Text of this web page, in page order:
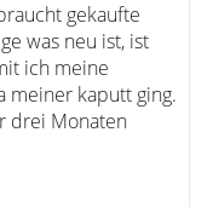
gekaufte
was neu ist, ist
ich meine
meiner kaputt ging.
drei Monaten